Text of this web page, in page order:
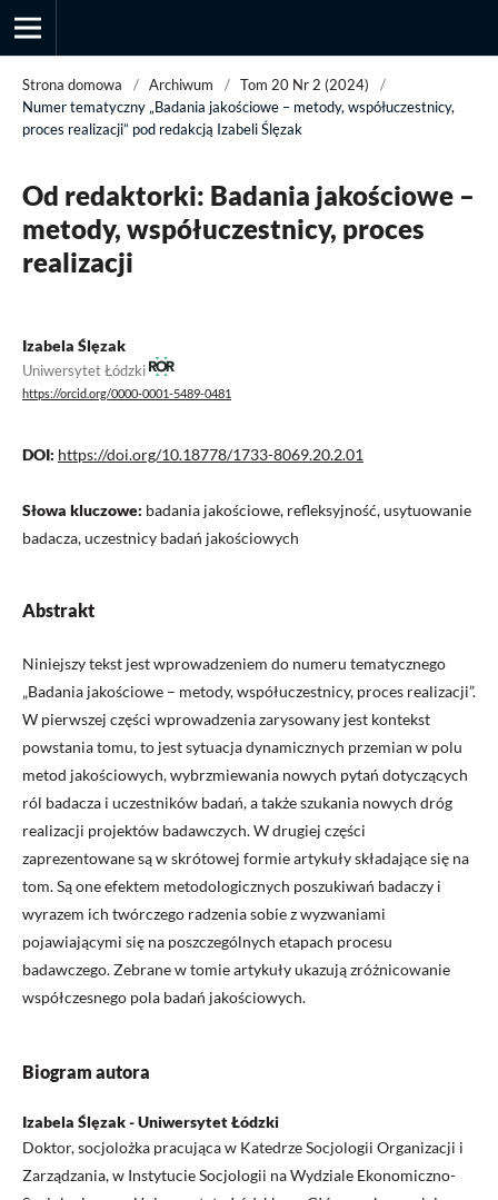
Strona domowa / Archiwum / Tom 20 Nr 2 (2024)
/
Numer tematyczny „Badania jakościowe – metody, współuczestnicy,
proces realizacji” pod redakcją Izabeli Ślęzak
Od redaktorki: Badania jakościowe –
metody, współuczestnicy, proces
realizacji
Izabela Ślęzak
Uniwersytet Łódzki
https://orcid.org/0000-0001-5489-0481
DOI: https://doi.org/10.18778/1733-8069.20.2.01
Słowa kluczowe: badania jakościowe, refleksyjność, usytuowanie
badacza, uczestnicy badań jakościowych
Abstrakt
Niniejszy tekst jest wprowadzeniem do numeru tematycznego
„Badania jakościowe – metody, współuczestnicy, proces realizacji”.
W pierwszej części wprowadzenia zarysowany jest kontekst
powstania tomu, to jest sytuacja dynamicznych przemian w polu
metod jakościowych, wybrzmiewania nowych pytań dotyczących
ról badacza i uczestników badań, a także szukania nowych dróg
realizacji projektów badawczych. W drugiej części
zaprezentowane są w skrótowej formie artykuły składające się na
tom. Są one efektem metodologicznych poszukiwań badaczy i
wyrazem ich twórczego radzenia sobie z wyzwaniami
pojawiającymi się na poszczególnych etapach procesu
badawczego. Zebrane w tomie artykuły ukazują zróżnicowanie
współczesnego pola badań jakościowych.
Biogram autora
Izabela Ślęzak - Uniwersytet Łódzki
Doktor, socjolożka pracująca w Katedrze Socjologii Organizacji i
Zarządzania, w Instytucie Socjologii na Wydziale Ekonomiczno-